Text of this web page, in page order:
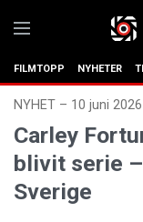
FILMTOPP NYHETER
NYHET – 10 juni
Carley
blivit serie
Sverige